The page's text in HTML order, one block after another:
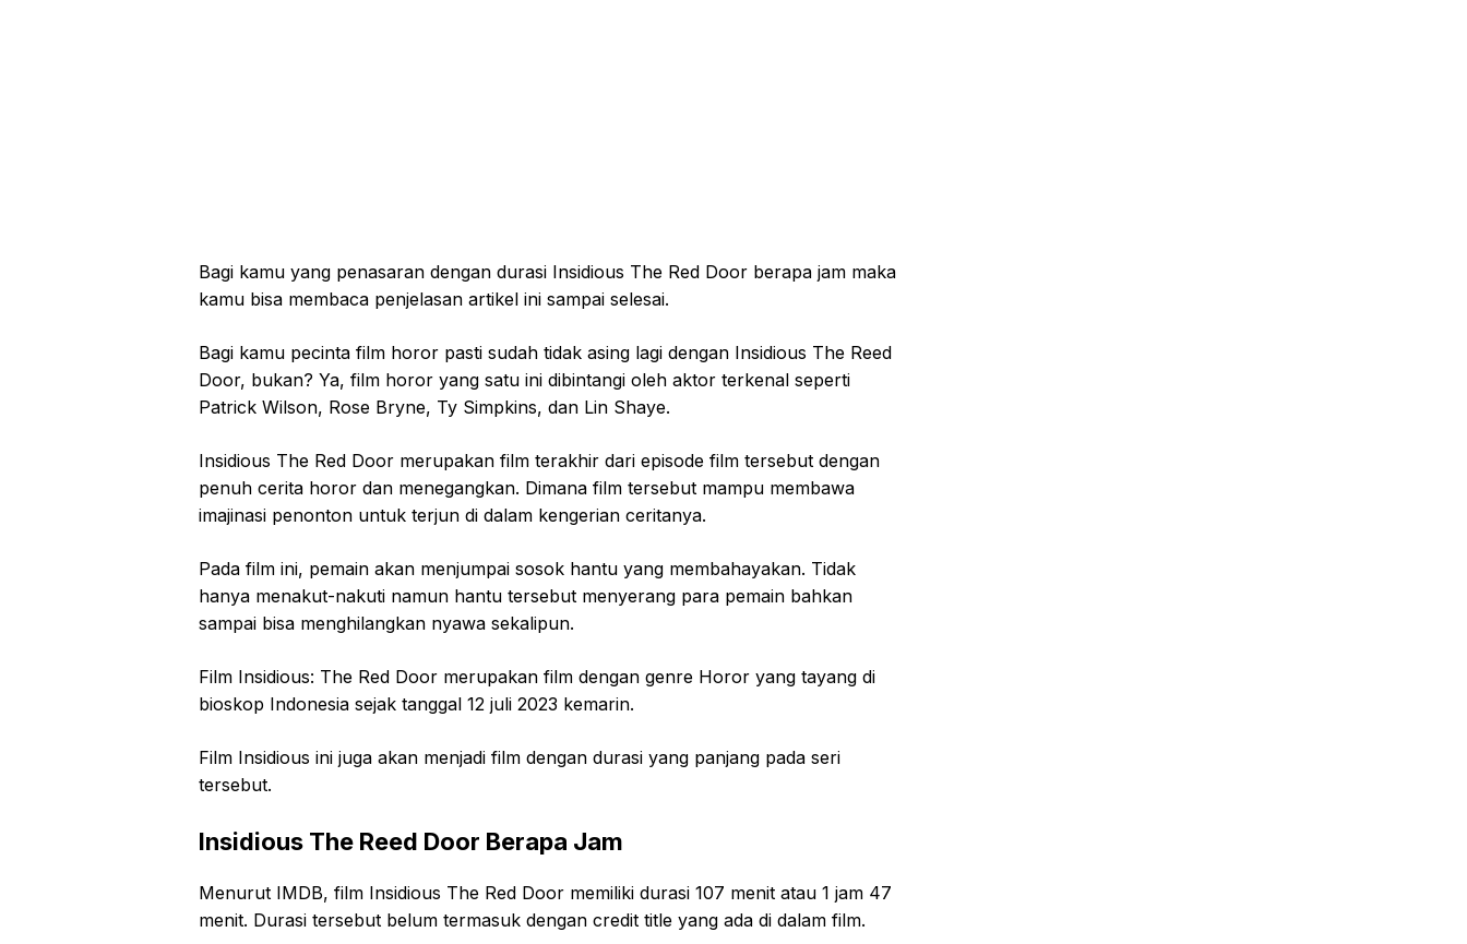
Bagi kamu yang penasaran dengan durasi Insidious The Red Door berapa jam maka
kamu bisa membaca penjelasan artikel ini sampai selesai.
Bagi kamu pecinta film horor pasti sudah tidak asing lagi dengan Insidious The Reed
Door, bukan? Ya, film horor yang satu ini dibintangi oleh aktor terkenal seperti
Patrick Wilson, Rose Bryne, Ty Simpkins, dan Lin Shaye.
Insidious The Red Door merupakan film terakhir dari episode film tersebut dengan
penuh cerita horor dan menegangkan. Dimana film tersebut mampu membawa
imajinasi penonton untuk terjun di dalam kengerian ceritanya.
Pada film ini, pemain akan menjumpai sosok hantu yang membahayakan. Tidak
hanya menakut-nakuti namun hantu tersebut menyerang para pemain bahkan
sampai bisa menghilangkan nyawa sekalipun.
Film Insidious: The Red Door merupakan film dengan genre Horor yang tayang di
bioskop Indonesia sejak tanggal 12 juli 2023 kemarin.
Film Insidious ini juga akan menjadi film dengan durasi yang panjang pada seri
tersebut.
Insidious The Reed Door Berapa Jam
Menurut IMDB, film Insidious The Red Door memiliki durasi 107 menit atau 1 jam 47
menit. Durasi tersebut belum termasuk dengan credit title yang ada di dalam film.